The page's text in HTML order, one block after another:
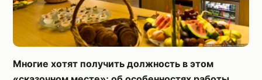
Многие хотят получить должность в этом